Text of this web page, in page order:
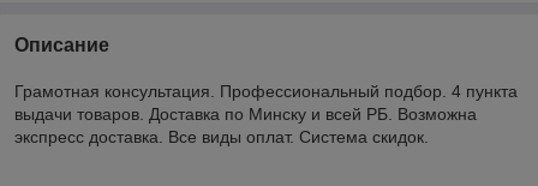
Описание
Грамотная консультация. Профессиональный подбор. 4 пункта
выдачи товаров. Доставка по Минску и всей РБ. Возможна
экспресс доставка. Все виды оплат. Система скидок.